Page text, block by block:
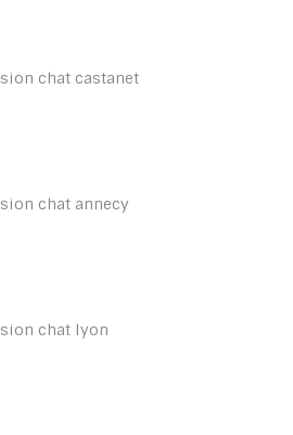
chat castanet
chat annecy
chat lyon